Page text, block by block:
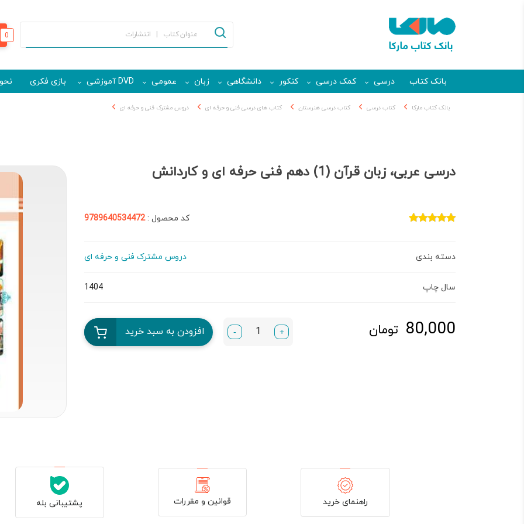
0
بانک کتاب درسی کمک درسی کنکور دانشگاهی زبان عمومی DVD آموزشی بازی فکری
بانک کتاب مارکا کتاب درسی کتاب درسی هنرستان کتاب های درسی فنی و حرفه ای دروس مشترک فنی و حرفه ای
درسی عربی، زبان قرآن (1) دهم فنی حرفه ای و کاردانش
کد محصول :9789640534472
دسته بندی دروس مشترک فنی و حرفه ای
سال چاپ 1404
80,000 تومان +
- افزودن به سبد خرید
راهنمای خرید قوانین و مقررات پشتیبانی بله